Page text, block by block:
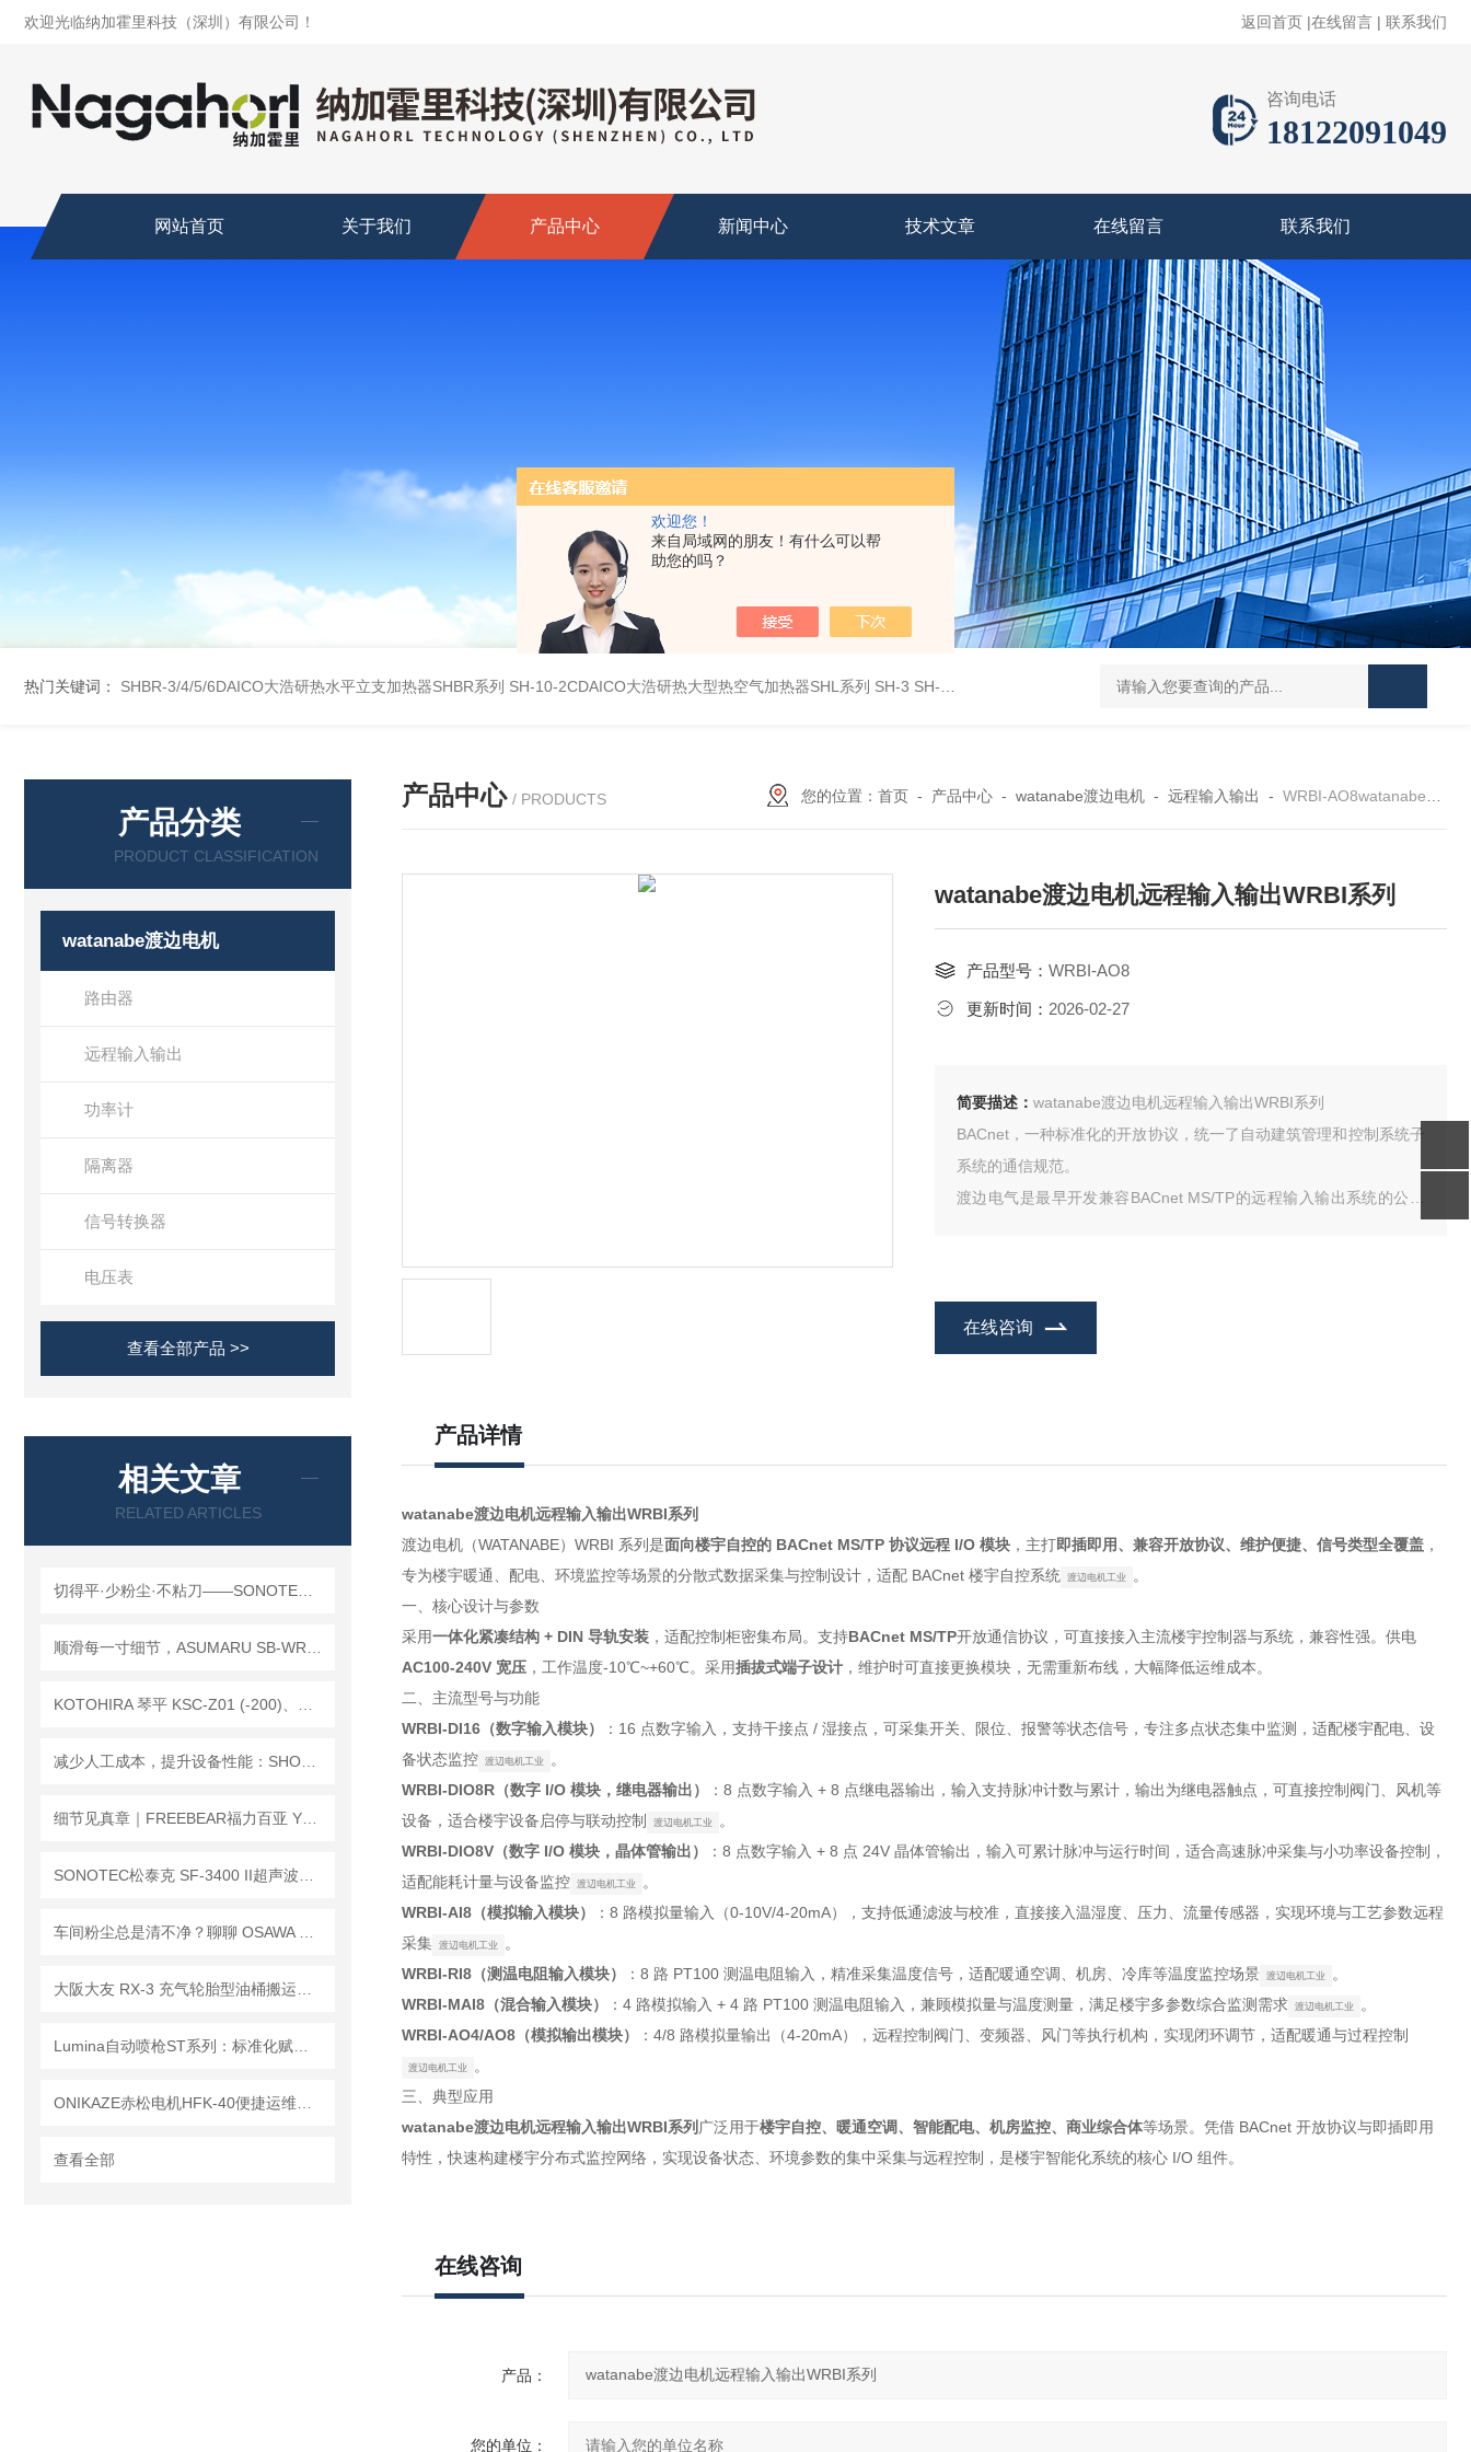
欢迎您！
来自局域网的朋友！有什么可以帮
助您的吗？
欢迎光临纳加霍里科技（深圳）有限公司！ 返回首页 |在线留言 | 联系我们
咨询电话
18122091049
网站首页 关于我们 产品中心 新闻中心 技术文章 在线留言 联系我们
热门关键词： SHBR-3/4/5/6DAICO大浩研热水平立支加热器SHBR系列 SH-10-2CDAICO大浩研热大型热空气加热器SHL系列 SH-3 SH-4DAICO大浩研热水平热空气产生加热器SH系列 L-00/01/02/03DAICO大浩研
产品分类
PRODUCT CLASSIFICATION
watanabe渡边电机
路由器
远程输入输出
功率计
隔离器
信号转换器
电压表
查看全部产品 >>
相关文章
RELATED ARTICLES
查看全部
产品中心 / PRODUCTS 您的位置： 首页- 产品中心- watanabe渡边电机- 远程输入输出 - WRBI-AO8watanabe渡边电机远程输入输出WRBI系列
watanabe渡边电机远程输入输出WRBI系列
产品型号： WRBI-AO8
更新时间： 2026-02-27
简要描述： watanabe渡边电机远程输入输出WRBI系列
BACnet，一种标准化的开放协议，统一了自动建筑管理和控制系统子
系统的通信规范。
渡边电气是最早开发兼容BACnet MS/TP的远程输入输出系统的公司
在线咨询
产品详情
watanabe渡边电机远程输入输出WRBI系列
渡边电机（WATANABE）WRBI 系列是面向楼宇自控的 BACnet MS/TP 协议远程 I/O 模块，主打即插即用、兼容开放协议、维护便捷、信号类型全覆盖，
专为楼宇暖通、配电、环境监控等场景的分散式数据采集与控制设计，适配 BACnet 楼宇自控系统
渡辺电机工业
。
一、核心设计与参数
采用一体化紧凑结构 + DIN 导轨安装，适配控制柜密集布局。支持BACnet MS/TP开放通信协议，可直接接入主流楼宇控制器与系统，兼容性强。供电
AC100‑240V 宽压，工作温度‑10℃~+60℃。采用插拔式端子设计，维护时可直接更换模块，无需重新布线，大幅降低运维成本。
二、主流型号与功能
WRBI‑DI16（数字输入模块）
：16 点数字输入，支持干接点 / 湿接点，可采集开关、限位、报警等状态信号，专注多点状态集中监测，适配楼宇配电、设
备状态监控
渡辺电机工业
。
WRBI‑DIO8R（数字 I/O 模块，继电器输出）
：8 点数字输入 + 8 点继电器输出，输入支持脉冲计数与累计，输出为继电器触点，可直接控制阀门、风机等
设备，适合楼宇设备启停与联动控制
渡辺电机工业
。
WRBI‑DIO8V（数字 I/O 模块，晶体管输出）
：8 点数字输入 + 8 点 24V 晶体管输出，输入可累计脉冲与运行时间，适合高速脉冲采集与小功率设备控制，
适配能耗计量与设备监控
渡辺电机工业
。
WRBI‑AI8（模拟输入模块）
：8 路模拟量输入（0‑10V/4‑20mA），支持低通滤波与校准，直接接入温湿度、压力、流量传感器，实现环境与工艺参数远程
采集
渡辺电机工业
。
WRBI‑RI8（测温电阻输入模块）
：8 路 PT100 测温电阻输入，精准采集温度信号，适配暖通空调、机房、冷库等温度监控场景 渡辺电机工业
。
WRBI‑MAI8（混合输入模块）
：4 路模拟输入 + 4 路 PT100 测温电阻输入，兼顾模拟量与温度测量，满足楼宇多参数综合监测需求 渡辺电机工业
。
WRBI‑AO4/AO8（模拟输出模块）
：4/8 路模拟量输出（4‑20mA），远程控制阀门、变频器、风门等执行机构，实现闭环调节，适配暖通与过程控制
渡辺电机工业
。
三、典型应用
watanabe渡边电机远程输入输出WRBI系列 广泛用于楼宇自控、暖通空调、智能配电、机房监控、商业综合体等场景。凭借 BACnet 开放协议与即插即用
特性，快速构建楼宇分布式监控网络，实现设备状态、环境参数的集中采集与远程控制，是楼宇智能化系统的核心 I/O 组件。
在线咨询
产品：
您的单位：